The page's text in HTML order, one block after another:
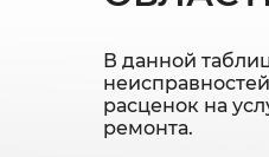
В данной
расценок на
ремонта.